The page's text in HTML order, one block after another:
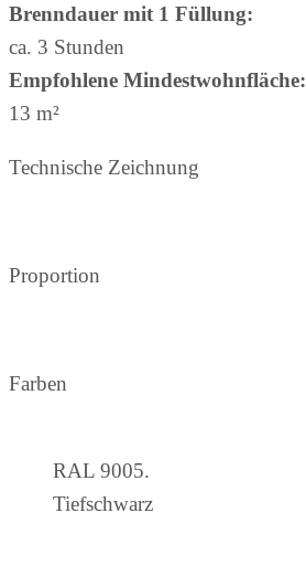
Brenndauer mit 1 Füllung:
ca. 3 Stunden
Empfohlene Mindestwohnfläche:
13 m²
Technische Zeichnung
Proportion
Farben
RAL 9005.
Tiefschwarz